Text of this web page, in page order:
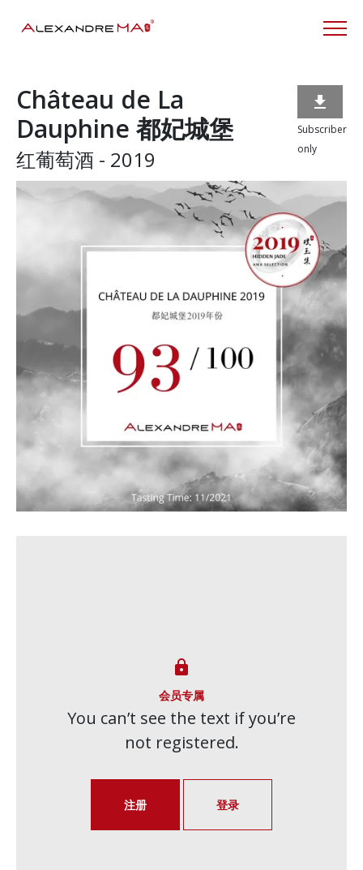
Château de La
Dauphine 都妃城堡
红葡萄酒 - 2019

Subscriber
only

会员专属
You can’t see the text if you’re
not registered.
注册 登录